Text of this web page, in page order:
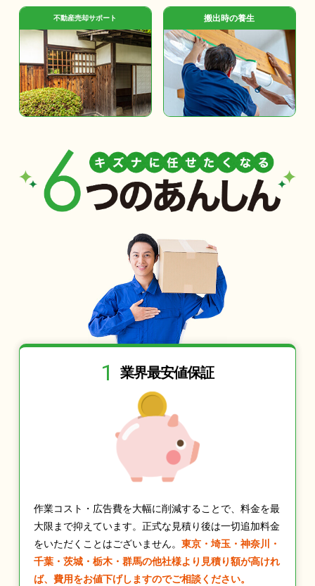
不動産売却サポート 搬出時の養生
1 業界最安値保証
作業コスト・広告費を大幅に削減することで、料金を最
大限まで抑えています。正式な見積り後は一切追加料金
をいただくことはございません。 東京・埼玉・神奈川・
千葉・茨城・栃木・群馬の他社様より見積り額が高けれ
ば、費用をお値下げしますのでご相談ください。